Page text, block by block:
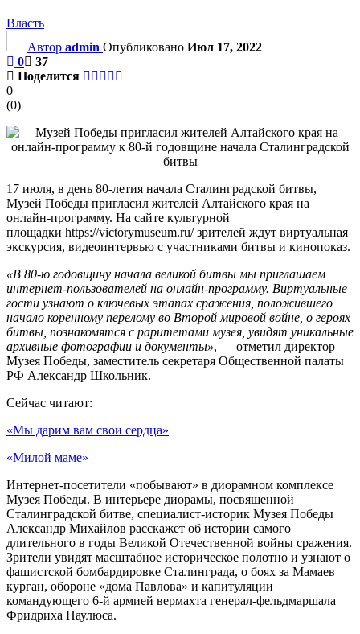
Власть
Автор admin Опубликовано Июл 17, 2022
0
37
Поделится
0
(0)
17 июля, в день 80-летия начала Сталинградской битвы,
Музей Победы пригласил жителей Алтайского края на
онлайн-программу. На сайте культурной
площадки https://victorymuseum.ru/ зрителей ждут виртуальная
экскурсия, видеоинтервью с участниками битвы и кинопоказ.
«В 80-ю годовщину начала великой битвы мы приглашаем
интернет-пользователей на онлайн-программу. Виртуальные
гости узнают о ключевых этапах сражения, положившего
начало коренному перелому во Второй мировой войне, о героях
битвы, познакомятся с раритетами музея, увидят уникальные
архивные фотографии и документы», — отметил директор
Музея Победы, заместитель секретаря Общественной палаты
РФ Александр Школьник.
Сейчас читают:
«Мы дарим вам свои сердца»
«Милой маме»
Интернет-посетители «побывают» в диорамном комплексе
Музея Победы. В интерьере диорамы, посвященной
Сталинградской битве, специалист-историк Музея Победы
Александр Михайлов расскажет об истории самого
длительного в годы Великой Отечественной войны сражения.
Зрители увидят масштабное историческое полотно и узнают о
фашистской бомбардировке Сталинграда, о боях за Мамаев
курган, обороне «дома Павлова» и капитуляции
командующего 6-й армией вермахта генерал-фельдмаршала
Фридриха Паулюса.